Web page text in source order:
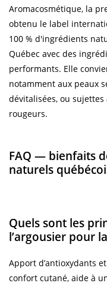
Aromacosmétique, la
obtenu le label
100 % d'ingrédients
Québec avec des
performants. Elle
notamment aux peaux
dévitalisées, ou
rougeurs.
FAQ — bienfaits
naturels
Quels sont les
l’argousier pour
Apport d’antioxydants
confort cutané, aide à